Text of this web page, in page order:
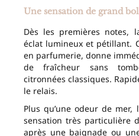
Une sensation de grand
Dès les premières notes,
éclat lumineux et pétillant.
en parfumerie, donne
de fraîcheur sans
citronnées classiques.
le relais.
Plus qu’une odeur de
sensation très particulière
après une baignade ou